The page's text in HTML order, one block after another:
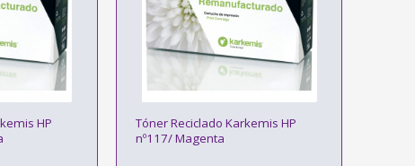
HP
Tóner Reciclado Karkemis HP
nº117/ Magenta